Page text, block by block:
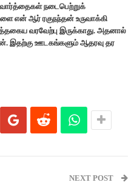
வார்த்தைகள் நடைபெற்றுக்
என் ஆர் ரகுநந்தன் உருவாக்கி
வரவேற்பு இருக்காது. அதனால்
இதற்கு ஊடகங்களும் ஆதரவு தர
NEXT POST